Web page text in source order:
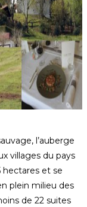
l’auberge
villages du pays
hectares et se
plein milieu des
de 22 suites